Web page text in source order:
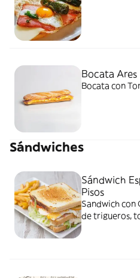
Bocata Ares
Bocata con
Sándwiches
Sándwich
Pisos
Sandwich con
de trigueros,